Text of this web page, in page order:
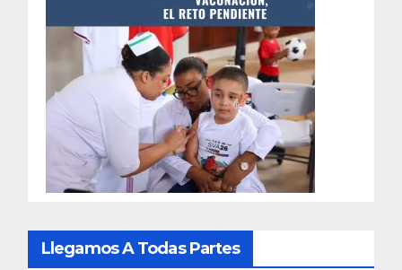
Llegamos A Todas Partes